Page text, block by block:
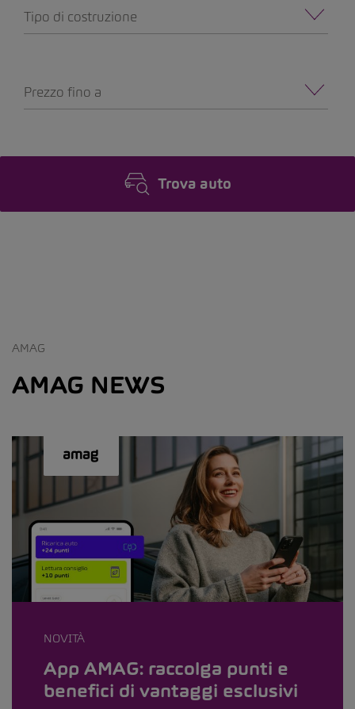
Tipo di costruzione
Prezzo fino a
Trova auto
AMAG
AMAG NEWS
NOVITÀ
App AMAG: raccolga punti e
benefici di vantaggi esclusivi